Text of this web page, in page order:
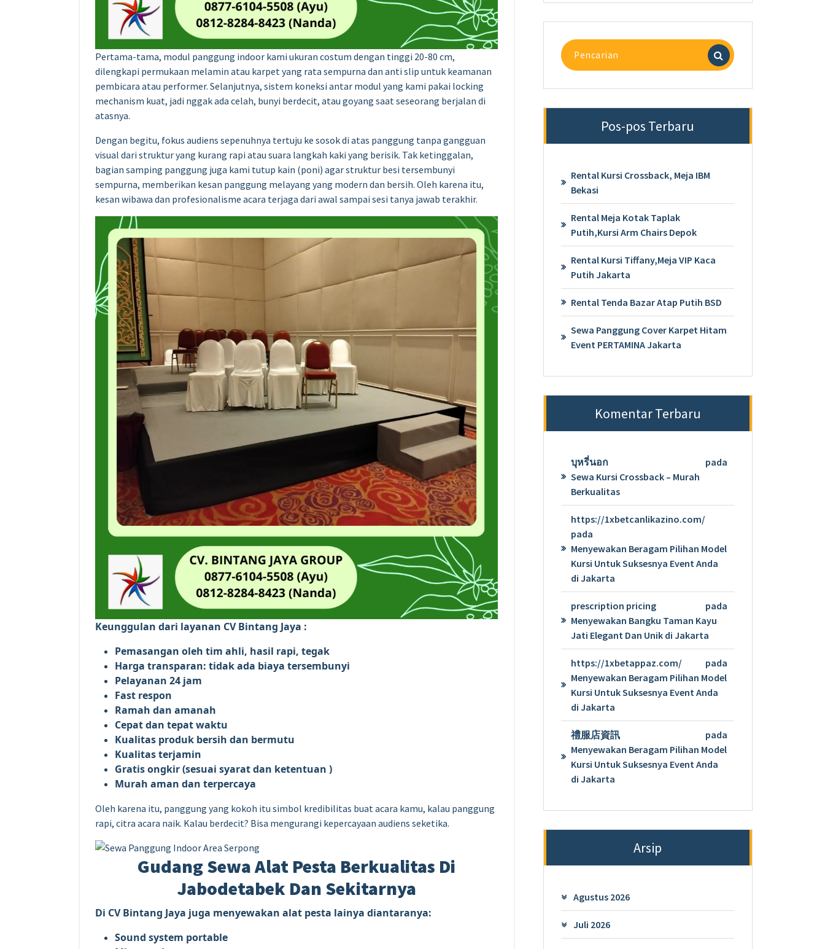
Pertama-tama, modul panggung indoor kami ukuran costum dengan tinggi 20-80 cm,
dilengkapi permukaan melamin atau karpet yang rata sempurna dan anti slip untuk keamanan
pembicara atau performer. Selanjutnya, sistem koneksi antar modul yang kami pakai locking
mechanism kuat, jadi nggak ada celah, bunyi berdecit, atau goyang saat seseorang berjalan di
atasnya.
Dengan begitu, fokus audiens sepenuhnya tertuju ke sosok di atas panggung tanpa gangguan
visual dari struktur yang kurang rapi atau suara langkah kaki yang berisik. Tak ketinggalan,
bagian samping panggung juga kami tutup kain (poni) agar struktur besi tersembunyi
sempurna, memberikan kesan panggung melayang yang modern dan bersih. Oleh karena itu,
kesan wibawa dan profesionalisme acara terjaga dari awal sampai sesi tanya jawab terakhir.
Keunggulan dari layanan CV Bintang Jaya :
Pemasangan oleh tim ahli, hasil rapi, tegak
Harga transparan: tidak ada biaya tersembunyi
Pelayanan 24 jam
Fast respon
Ramah dan amanah
Cepat dan tepat waktu
Kualitas produk bersih dan bermutu
Kualitas terjamin
Gratis ongkir (sesuai syarat dan ketentuan )
Murah aman dan terpercaya
Oleh karena itu, panggung yang kokoh itu simbol kredibilitas buat acara kamu, kalau panggung
rapi, citra acara naik. Kalau berdecit? Bisa mengurangi kepercayaan audiens seketika.
Gudang Sewa Alat Pesta Berkualitas Di
Jabodetabek Dan Sekitarnya
Di CV Bintang Jaya juga menyewakan alat pesta lainya diantaranya:
Sound system portable
Pencarian
untuk:
Pos-pos Terbaru
Rental Kursi Crossback, Meja IBM
Bekasi
Rental Meja Kotak Taplak
Putih,Kursi Arm Chairs Depok
Rental Kursi Tiffany,Meja VIP Kaca
Putih Jakarta
Rental Tenda Bazar Atap Putih BSD
Sewa Panggung Cover Karpet Hitam
Event PERTAMINA Jakarta
Komentar Terbaru
บุหรี่นอก
pada
Sewa Kursi Crossback – Murah
Berkualitas
https://1xbetcanlikazino.com/
pada
Menyewakan Beragam Pilihan Model
Kursi Untuk Suksesnya Event Anda
di Jakarta
prescription pricing
pada
Menyewakan Bangku Taman Kayu
Jati Elegant Dan Unik di Jakarta
https://1xbetappaz.com/
pada
Menyewakan Beragam Pilihan Model
Kursi Untuk Suksesnya Event Anda
di Jakarta
禮服店資訊
pada
Menyewakan Beragam Pilihan Model
Kursi Untuk Suksesnya Event Anda
di Jakarta
Arsip
Agustus 2026
Juli 2026